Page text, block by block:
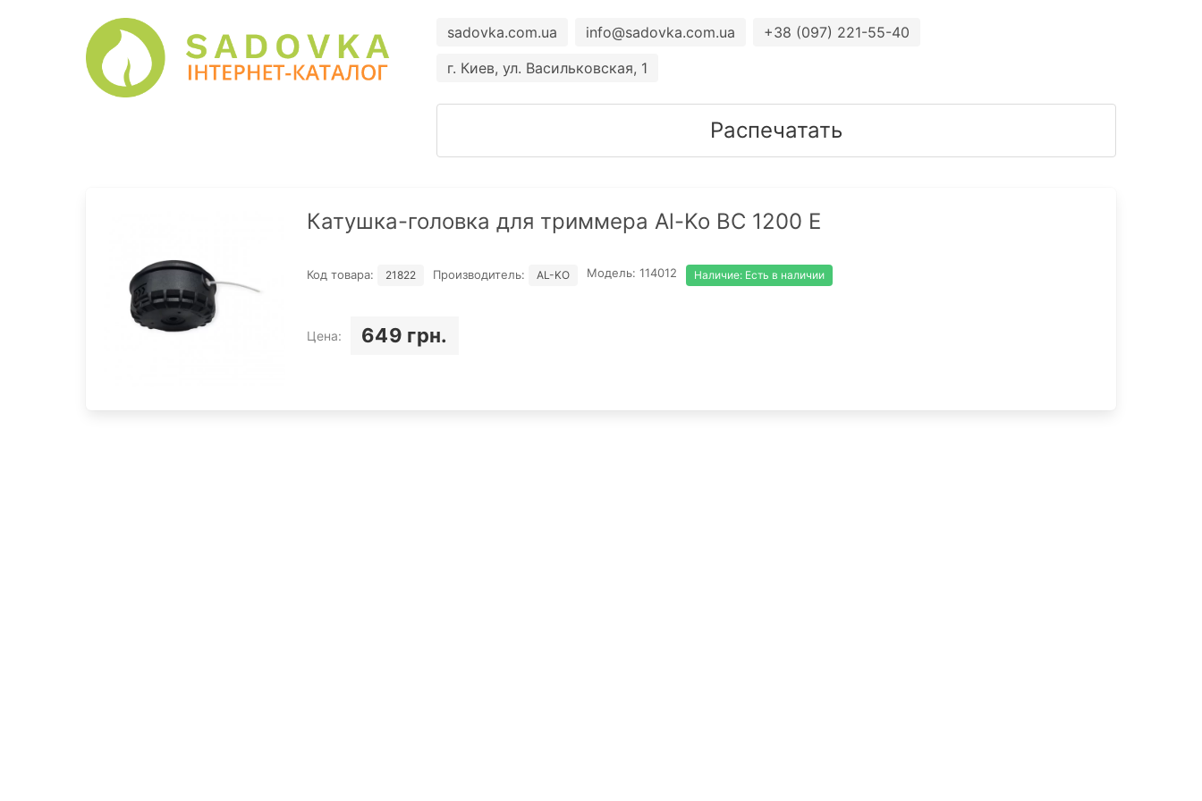
sadovka.com.ua info@sadovka.com.ua
+38 (097) 221-55-40
г. Киев, ул. Васильковская, 1
Распечатать
Катушка-головка для триммера Al-Ko BC 1200 E
Код товара: 21822 Производитель: AL-KO Модель:114012 Наличие: Есть в наличии
Цена: 649 грн.